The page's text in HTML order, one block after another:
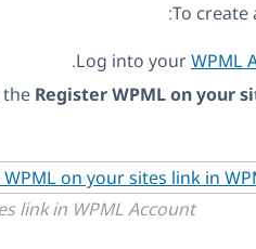
To create
Log into yourWPML
.
the Register WPML on your
link in WPML Account